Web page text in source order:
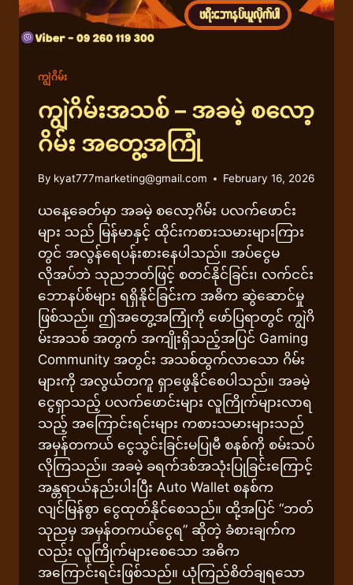
ကျွဲဂိမ်း
ကျွဲဂိမ်းအသစ် – အခမဲ့ စလော့
ဂိမ်း အတွေ့အကြုံ
By kyat777marketing@gmail.com February 16, 2026
ယနေ့ခေတ်မှာ အခမဲ့ စလော့ဂိမ်း ပလက်ဖောင်း
များ သည် မြန်မာနှင့် ထိုင်းကစားသမားများကြား
တွင် အလွန်ရေပန်းစားနေပါသည်။ အပ်ငွေမ
လိုအပ်ဘဲ သုညဘတ်ဖြင့် စတင်နိုင်ခြင်း၊ လက်ငင်း
ဘောနပ်စ်များ ရရှိနိုင်ခြင်းက အဓိက ဆွဲဆောင်မှု
ဖြစ်သည်။ ဤအတွေ့အကြုံကို ဖော်ပြရာတွင် ကျွဲဂိ
မ်းအသစ် အတွက် အကျိုးရှိသည့်အပြင် Gaming
Community အတွင်း အသစ်ထွက်လာသော ဂိမ်း
များကို အလွယ်တကူ ရှာဖွေနိုင်စေပါသည်။ အခမဲ့
ငွေရှာသည့် ပလက်ဖောင်းများ လူကြိုက်များလာရ
သည့် အကြောင်းရင်းများ ကစားသမားများသည်
အမှန်တကယ် ငွေသွင်းခြင်းမပြုမီ စနစ်ကို စမ်းသပ်
လိုကြသည်။ အခမဲ့ ခရက်ဒစ်အသုံးပြုခြင်းကြောင့်
အန္တရာယ်နည်းပါးပြီး Auto Wallet စနစ်က
လျင်မြန်စွာ ငွေထုတ်နိုင်စေသည်။ ထို့အပြင် “ဘတ်
သုညမှ အမှန်တကယ်ငွေရ” ဆိုတဲ့ ခံစားချက်က
လည်း လူကြိုက်များစေသော အဓိက
အကြောင်းရင်းဖြစ်သည်။ ယုံကြည်စိတ်ချရသော